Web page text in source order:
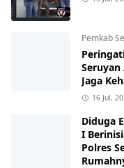
Pemkab
Jaga
16 Jul,
Diduga
I
Polres